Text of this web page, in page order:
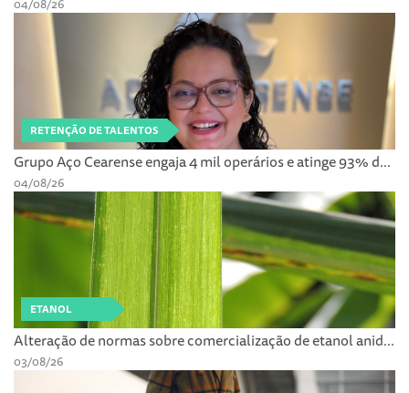
04/08/26
RETENÇÃO DE TALENTOS
Grupo Aço Cearense engaja 4 mil operários e atinge 93% d...
04/08/26
ETANOL
Alteração de normas sobre comercialização de etanol anid...
03/08/26